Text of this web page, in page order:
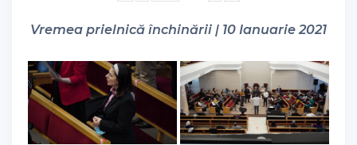
Vremea prielnică închinării | 10 Ianuarie 2021